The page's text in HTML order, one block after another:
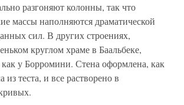
разгоняют колонны, так что
массы наполняются драматической
сил. В других строениях,
круглом храме в Баальбеке,
у Борромини. Стена оформлена, как
теста, и все растворено в